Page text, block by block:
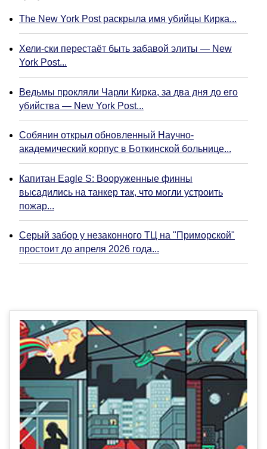
The New York Post раскрыла имя убийцы Кирка...
Хели-ски перестаёт быть забавой элиты — New
York Post...
Ведьмы прокляли Чарли Кирка, за два дня до его
убийства — New York Post...
Собянин открыл обновленный Научно-
академический корпус в Боткинской больнице...
Капитан Eagle S: Вооруженные финны
высадились на танкер так, что могли устроить
пожар...
Серый забор у незаконного ТЦ на "Приморской"
простоит до апреля 2026 года...